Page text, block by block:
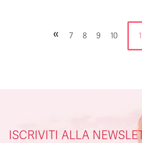
« 7 8 9 10
ISCRIVITI ALLA